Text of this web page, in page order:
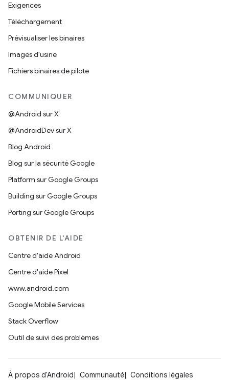
Exigences
Téléchargement
Prévisualiser les binaires
Images d'usine
Fichiers binaires de pilote
COMMUNIQUER
@Android sur X
@AndroidDev sur X
Blog Android
Blog sur la sécurité Google
Platform sur Google Groups
Building sur Google Groups
Porting sur Google Groups
OBTENIR DE L'AIDE
Centre d'aide Android
Centre d'aide Pixel
www.android.com
Google Mobile Services
Stack Overflow
Outil de suivi des problèmes
À propos d'Android Communauté
Conditions légales